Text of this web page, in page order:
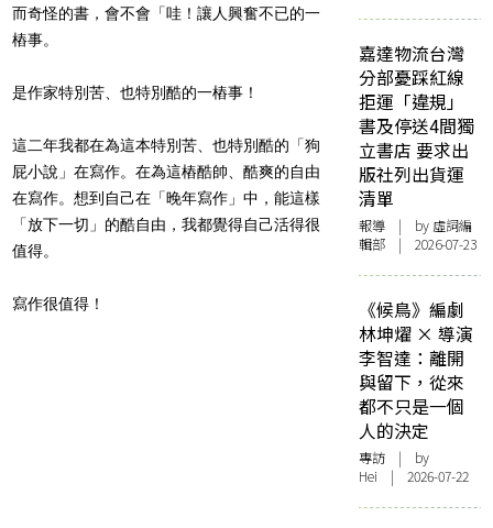
而奇怪的書，會不會「哇！讓人興奮不已的一
樁事。
是作家特別苦、也特別酷的一樁事！
這二年我都在為這本特別苦、也特別酷的「狗
屁小說」在寫作。在為這樁酷帥、酷爽的自由
在寫作。想到自己在「晚年寫作」中，能這樣
「放下一切」的酷自由，我都覺得自己活得很
值得。
寫作很值得！
嘉達物流台灣
分部憂踩紅線
拒運「違規」
書及停送4間獨
立書店 要求出
版社列出貨運
清單
報導 | by 虛詞編
輯部 | 2026-07-23
《候鳥》編劇
林坤燿 × 導演
李智達：離開
與留下，從來
都不只是一個
人的決定
專訪 | by
Hei | 2026-07-22